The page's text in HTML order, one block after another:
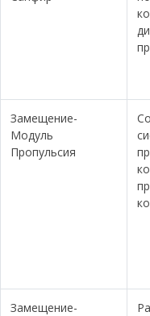
Замещение-
Модуль
Пропульсия
Замещение-